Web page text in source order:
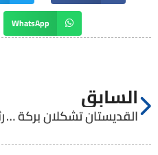
WhatsApp
السابق
القديستان تشكلان بركة وتحدي وأمل